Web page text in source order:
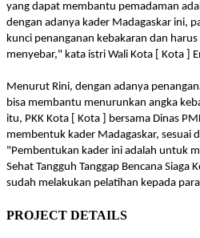
yang dapat membantu pemadaman
dengan adanya kader Madagaskar ini,
kunci penanganan kebakaran dan
menyebar," kata istri Wali Kota [ Kota ]
Menurut Rini, dengan adanya
bisa membantu menurunkan angka
itu, PKK Kota [ Kota ] bersama Dinas
membentuk kader Madagaskar, sesuai
"Pembentukan kader ini adalah untuk
Sehat Tangguh Tanggap Bencana Siaga
sudah melakukan pelatihan kepada
PROJECT DETAILS